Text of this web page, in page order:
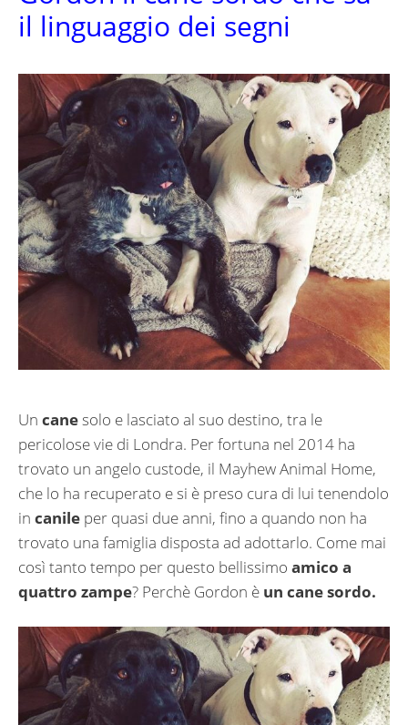
il linguaggio dei segni
Un canesolo e lasciato al suo destino, tra le
pericolose vie di Londra. Per fortuna nel 2014 ha
trovato un angelo custode, il Mayhew Animal Home,
che lo ha recuperato e si è preso cura di lui tenendolo
in canile per quasi due anni, fino a quando non ha
trovato una famiglia disposta ad adottarlo. Come mai
così tanto tempo per questo bellissimo amico a
quattro zampe? Perchè Gordon è un cane sordo.